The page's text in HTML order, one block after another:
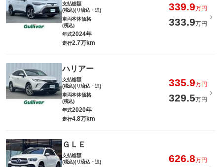
支払総額
(税込)(リ済込・追)
339.9万円
車両本体価格
(税込)
333.9万円
年式2024年
走行2.7万km
ハリアー
支払総額
(税込)(リ済込・追)
335.9万円
車両本体価格
(税込)
329.5万円
年式2020年
走行4.8万km
ＧＬＥ
支払総額
(税込)(リ済込・追)
626.8万円